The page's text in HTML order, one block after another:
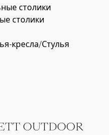
столики
столики
кресла/Стулья
OUTDOOR